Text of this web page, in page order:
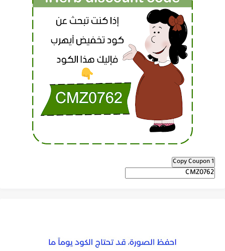
Copy Coupon 1